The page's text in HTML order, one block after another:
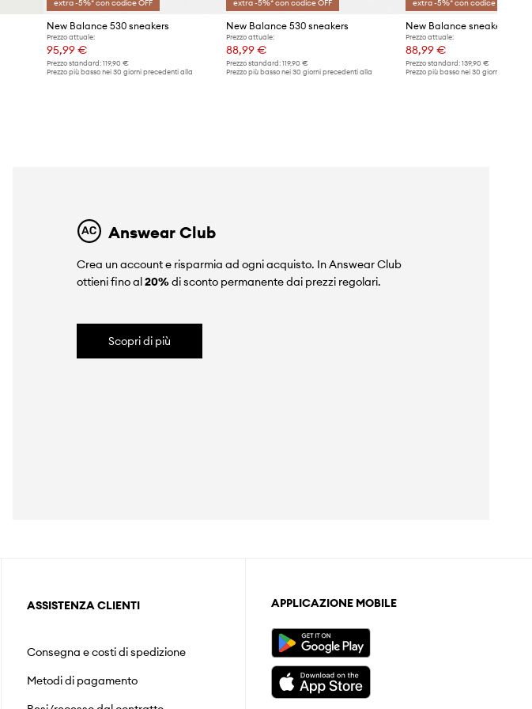
extra -5%* con codice OFF
New Balance 530 sneakers
Prezzo attuale:
95,99 €
Prezzo standard: 119,90 €
Prezzo più basso nei 30 giorni precedenti alla
extra -5%* con codice OFF
New Balance 530 sneakers
Prezzo attuale:
88,99 €
Prezzo standard:119,90 €
Prezzo più basso nei 30 giorni precedenti alla
extra -5%* con codice OFF
Prezzo attuale:
88,99 €
Prezzo standard: 139,90 €
Prezzo più basso nei 30 giorni
Answear Club
Crea un account e risparmia ad ogni acquisto. In Answear Club
ottieni fino al20%di sconto permanente dai prezzi regolari.
Scopri di più
ASSISTENZA CLIENTI
Consegna e costi di spedizione
Metodi di pagamento
APPLICAZIONE MOBILE